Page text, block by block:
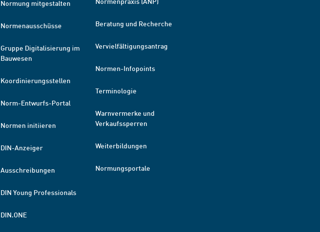
Normung mitgestalten
Normenausschüsse
Gruppe Digitalisierung im
Bauwesen
Koordinierungsstellen
Norm-Entwurfs-Portal
Normen initiieren
DIN-Anzeiger
Ausschreibungen
DIN Young Professionals
DIN.ONE
Beratung und Recherche
Vervielfältigungsantrag
Normen-Infopoints
Terminologie
Warnvermerke und
Verkaufssperren
Weiterbildungen
Normungsportale